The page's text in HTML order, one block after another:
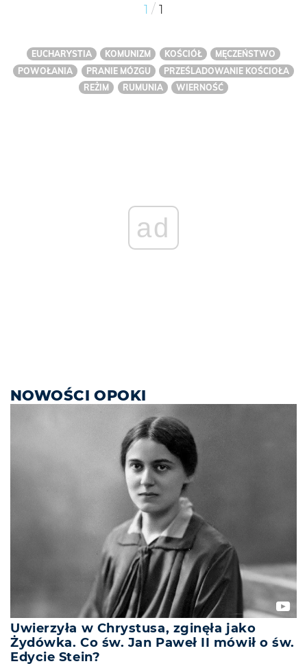
1 / 1
EUCHARYSTIA KOMUNIZM KOŚCIÓŁ
MĘCZEŃSTWO
POWOŁANIA
PRANIE MÓZGU
PRZEŚLADOWANIE KOŚCIOŁA
REŻIM
RUMUNIA WIERNOŚĆ
ad
NOWOŚCI OPOKI
Uwierzyła w Chrystusa, zginęła jako
Żydówka. Co św. Jan Paweł II mówił o św.
Edycie Stein?